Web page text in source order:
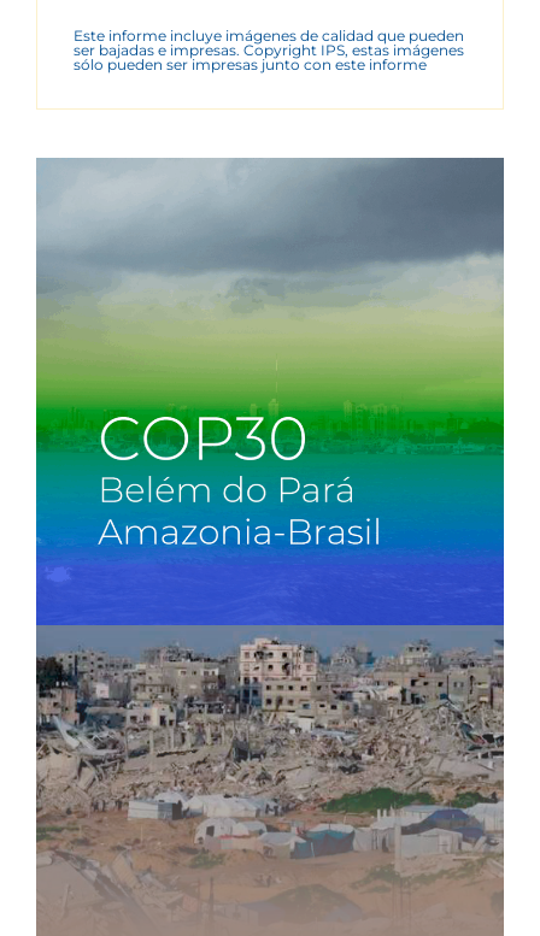
Este informe incluye imágenes de calidad que pueden
ser bajadas e impresas. Copyright IPS, estas imágenes
sólo pueden ser impresas junto con este informe